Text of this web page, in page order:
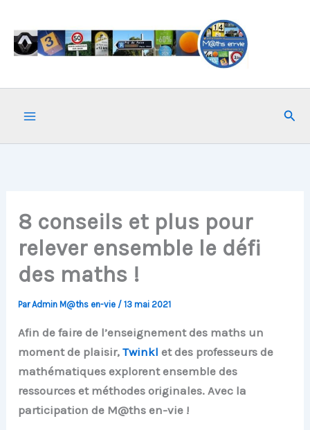
contenu
8 conseils et plus pour
relever ensemble le défi
des maths !
ParAdmin M@ths en-vie /13 mai 2021
Afin de faire de l’enseignement des maths un
moment de plaisir,Twinkl et des professeurs de
mathématiques explorent ensemble des
ressources et méthodes originales. Avec la
participation de M@ths en-vie !